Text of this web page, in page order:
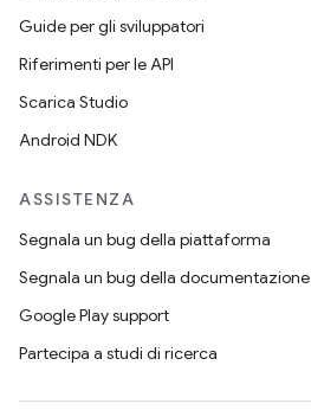
Guide per gli sviluppatori
Riferimenti per le API
Scarica Studio
Android NDK
ASSISTENZA
Segnala un bug della piattaforma
Segnala un bug della documentazione
Google Play support
Partecipa a studi di ricerca